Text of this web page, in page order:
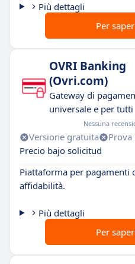
Più dettagli
Per
OVRI Banking
(Ovri.com)
Gateway di
universale e per tutti
Nessuna
Versione gratuita
Precio bajo solicitud
Piattaforma per pagamenti
affidabilità.
Più dettagli
Per